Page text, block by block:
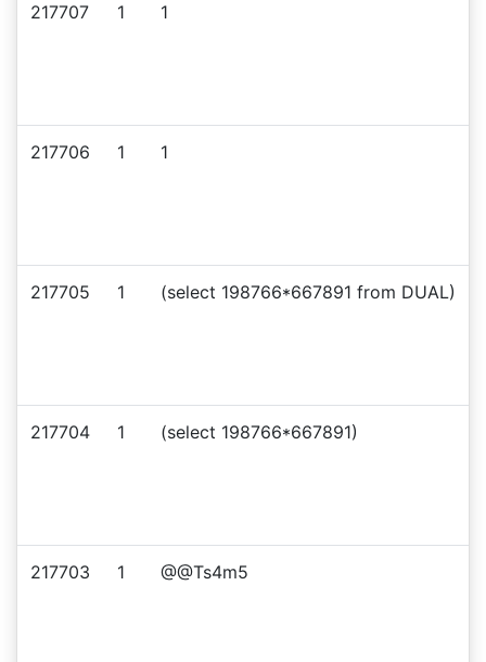
217707 1 1
217706 1 1
217705 1 (select 198766*667891 from DUAL)
217704 1 (select 198766*667891)
217703 1 @@Ts4m5